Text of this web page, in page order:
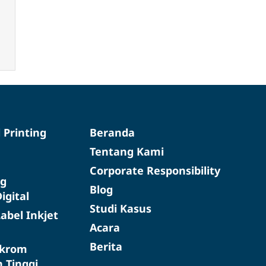
Printing
Inkjet
Beranda
Tentang Kami
Corporate Responsibility
Blog
Studi Kasus
Acara
Berita